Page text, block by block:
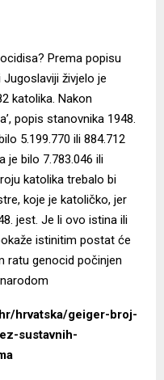
Prema popisu
Jugoslaviji živjelo je
katolika. Nakon
popis stanovnika 1948.
5.199.770 ili 884.712
je bilo 7.783.046 ili
katolika trebalo bi
koje je katoličko, jer
jest. Je li ovo istina ili
istinitim postat će
ratu genocid počinjen
hrvatska/geiger-broj-
sustavnih-